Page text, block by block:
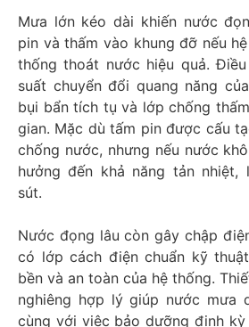
Mưa lớn kéo dài khiến nước
pin và thấm vào khung đỡ nếu
thống thoát nước hiệu quả.
suất chuyển đổi quang năng
bụi bẩn tích tụ và lớp chống
gian. Mặc dù tấm pin được cấu
chống nước, nhưng nếu nước
hưởng đến khả năng tản nhiệt,
sút.
Nước đọng lâu còn gây chập
có lớp cách điện chuẩn kỹ
bền và an toàn của hệ thống.
nghiêng hợp lý giúp nước mưa
cùng với việc bảo dưỡng định